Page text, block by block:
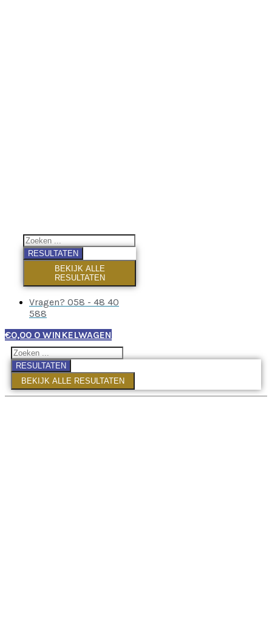
RESULTATEN
BEKIJK ALLE
RESULTATEN
Vragen? 058 - 48 40
588
€0,00 0 WINKELWAGEN
RESULTATEN
BEKIJK ALLE RESULTATEN